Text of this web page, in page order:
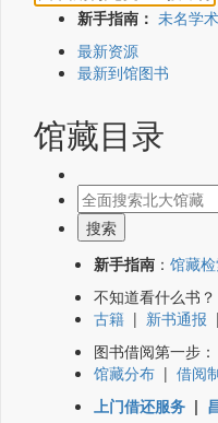
新手指南： 未名学
最新资源
最新到馆图书
馆藏目录
新手指南 ： 馆藏
不知道看什么书？
古籍 | 新书通报 |
图书借阅第一步：
馆藏分布 | 借阅
上门借还服务 |